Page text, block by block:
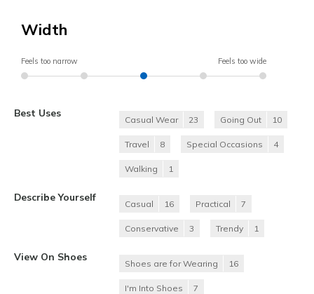
Width
Feels too narrow Feels too wide
Best Uses
Casual Wear 23 Going Out 10
Travel 8 Special Occasions 4
Walking 1
Describe Yourself
Casual 16 Practical 7
Conservative 3 Trendy 1
View On Shoes
Shoes are for Wearing 16
I'm Into Shoes 7